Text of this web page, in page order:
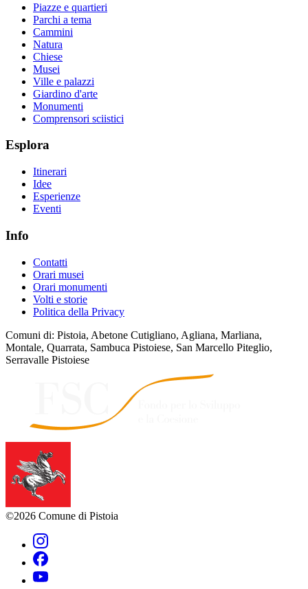
Piazze e quartieri
Parchi a tema
Cammini
Natura
Chiese
Musei
Ville e palazzi
Giardino d'arte
Monumenti
Comprensori sciistici
Esplora
Itinerari
Idee
Esperienze
Eventi
Info
Contatti
Orari musei
Orari monumenti
Volti e storie
Politica della Privacy
Comuni di: Pistoia, Abetone Cutigliano, Agliana, Marliana,
Montale, Quarrata, Sambuca Pistoiese, San Marcello Piteglio,
Serravalle Pistoiese
©2026 Comune di Pistoia